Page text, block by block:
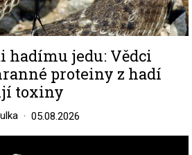
hadímu jedu: Vědci
proteiny z hadí
toxiny
05.08.2026